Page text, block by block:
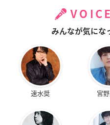
みんなが気にな
速水奨 宮